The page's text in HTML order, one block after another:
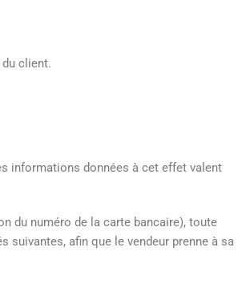
client.
informations données à cet effet valent
du numéro de la carte bancaire), toute
suivantes, afin que le vendeur prenne à sa